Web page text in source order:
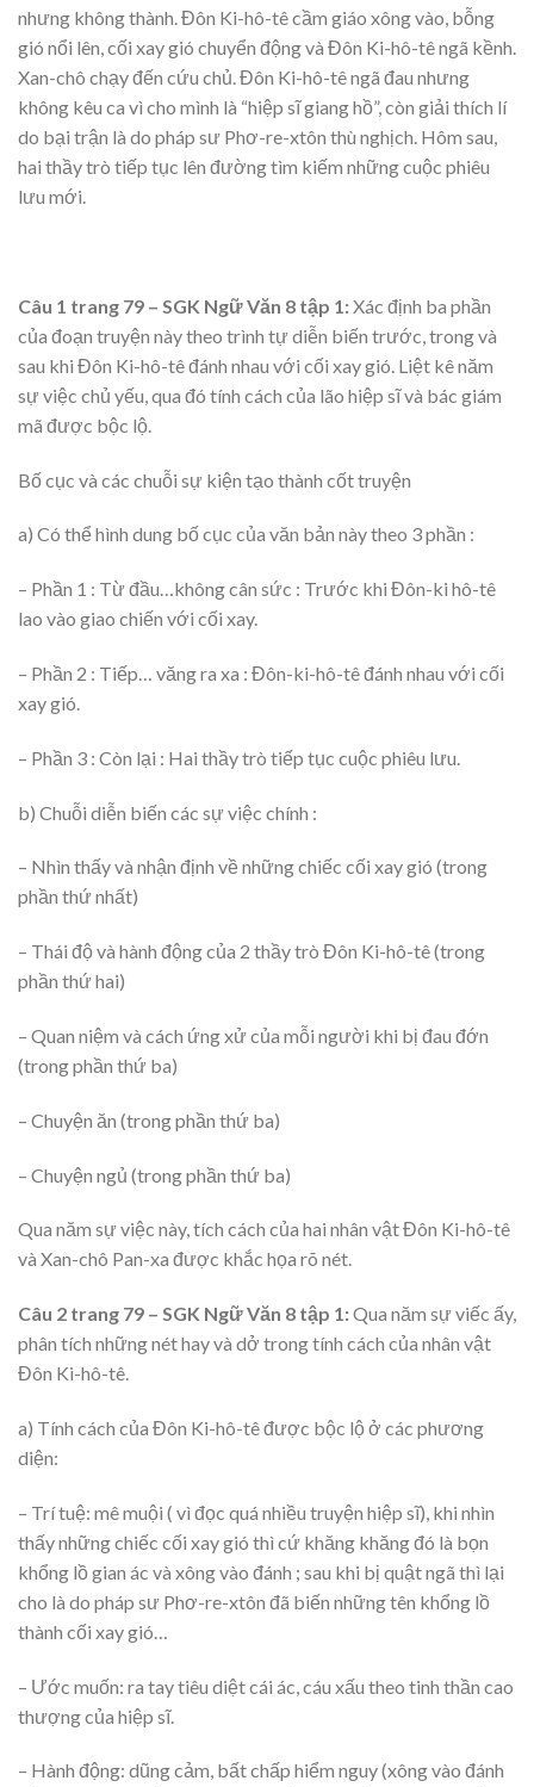
nhưng không thành. Đôn Ki-hô-tê cầm giáo xông vào, bỗng
gió nổi lên, cối xay gió chuyển động và Đôn Ki-hô-tê ngã kềnh.
Xan-chô chạy đến cứu chủ. Đôn Ki-hô-tê ngã đau nhưng
không kêu ca vì cho mình là “hiệp sĩ giang hồ”, còn giải thích lí
do bại trận là do pháp sư Phơ-re-xtôn thù nghịch. Hôm sau,
hai thầy trò tiếp tục lên đường tìm kiếm những cuộc phiêu
lưu mới.
Câu 1 trang 79 – SGK Ngữ Văn 8 tập 1:Xác định ba phần
của đoạn truyện này theo trình tự diễn biến trước, trong và
sau khi Đôn Ki-hô-tê đánh nhau với cối xay gió. Liệt kê năm
sự việc chủ yếu, qua đó tính cách của lão hiệp sĩ và bác giám
mã được bộc lộ.
Bố cục và các chuỗi sự kiện tạo thành cốt truyện
a) Có thể hình dung bố cục của văn bản này theo 3 phần :
– Phần 1 : Từ đầu…không cân sức : Trước khi Đôn-ki hô-tê
lao vào giao chiến với cối xay.
– Phần 2 : Tiếp… văng ra xa : Đôn-ki-hô-tê đánh nhau với cối
xay gió.
– Phần 3 : Còn lại : Hai thầy trò tiếp tục cuộc phiêu lưu.
b) Chuỗi diễn biến các sự việc chính :
– Nhìn thấy và nhận định về những chiếc cối xay gió (trong
phần thứ nhất)
– Thái độ và hành động của 2 thầy trò Đôn Ki-hô-tê (trong
phần thứ hai)
– Quan niệm và cách ứng xử của mỗi người khi bị đau đớn
(trong phần thứ ba)
– Chuyện ăn (trong phần thứ ba)
– Chuyện ngủ (trong phần thứ ba)
Qua năm sự việc này, tích cách của hai nhân vật Đôn Ki-hô-tê
và Xan-chô Pan-xa được khắc họa rõ nét.
Câu 2 trang 79 – SGK Ngữ Văn 8 tập 1:Qua năm sự viếc ấy,
phân tích những nét hay và dở trong tính cách của nhân vật
Đôn Ki-hô-tê.
a) Tính cách của Đôn Ki-hô-tê được bộc lộ ở các phương
diện:
– Trí tuệ: mê muội ( vì đọc quá nhiều truyện hiệp sĩ), khi nhìn
thấy những chiếc cối xay gió thì cứ khăng khăng đó là bọn
khổng lồ gian ác và xông vào đánh ; sau khi bị quật ngã thì lại
cho là do pháp sư Phơ-re-xtôn đã biến những tên khổng lồ
thành cối xay gió…
– Ước muốn: ra tay tiêu diệt cái ác, cáu xấu theo tinh thần cao
thượng của hiệp sĩ.
– Hành động: dũng cảm, bất chấp hiểm nguy (xông vào đánh